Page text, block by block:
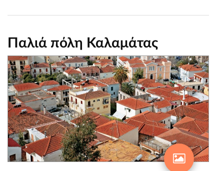
Παλιά πόλη Καλαμάτας